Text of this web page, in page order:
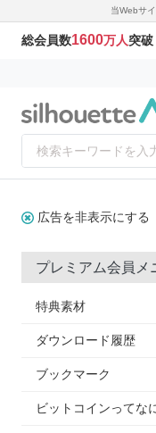
当Webサ
総会員数1600万人突破
広告を非表示にする
プレミアム会員メ
特典素材
ダウンロード履歴
ブックマーク
ビットコインってな